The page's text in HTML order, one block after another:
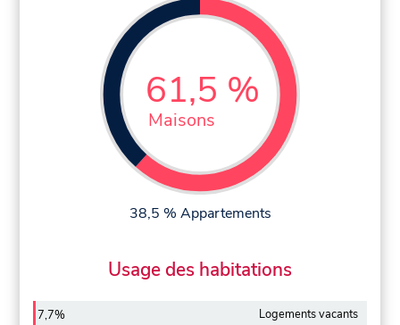
61,5 %
Maisons
38,5 % Appartements
Usage des habitations
7,7% Logements vacants